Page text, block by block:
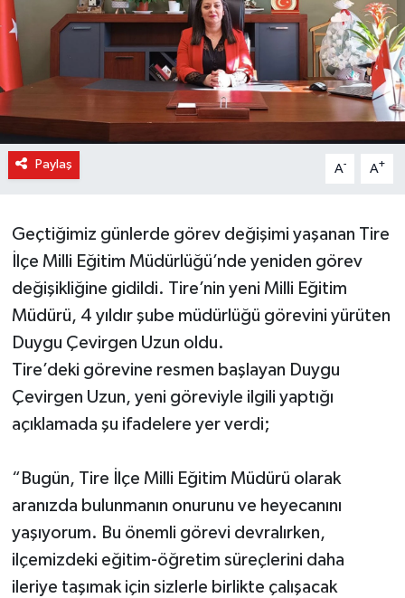
Paylaş A- A+
Geçtiğimiz günlerde görev değişimi yaşanan Tire
İlçe Milli Eğitim Müdürlüğü’nde yeniden görev
değişikliğine gidildi. Tire’nin yeni Milli Eğitim
Müdürü, 4 yıldır şube müdürlüğü görevini yürüten
Duygu Çevirgen Uzun oldu.
Tire’deki görevine resmen başlayan Duygu
Çevirgen Uzun, yeni göreviyle ilgili yaptığı
açıklamada şu ifadelere yer verdi;
“Bugün, Tire İlçe Milli Eğitim Müdürü olarak
aranızda bulunmanın onurunu ve heyecanını
yaşıyorum. Bu önemli görevi devralırken,
ilçemizdeki eğitim-öğretim süreçlerini daha
ileriye taşımak için sizlerle birlikte çalışacak